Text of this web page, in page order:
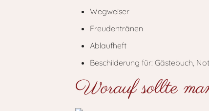
Wegweiser
Freudentränen
Ablaufheft
Beschilderung für: Gästebuch,
Worauf sollte